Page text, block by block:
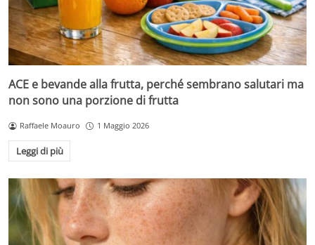
ACE e bevande alla frutta, perché sembrano salutari ma
non sono una porzione di frutta
Raffaele Moauro 1 Maggio 2026
Leggi di più